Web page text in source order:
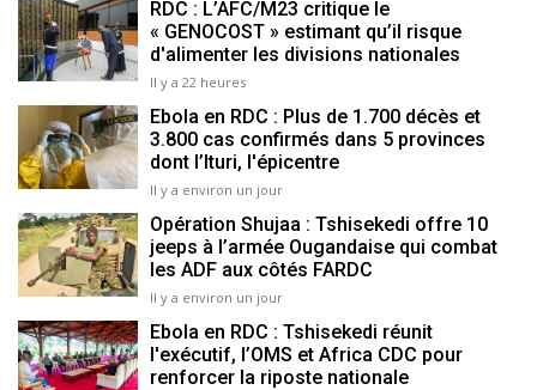
RDC : L’AFC/M23 critique le
« GENOCOST » estimant qu’il risque
d'alimenter les divisions nationales
Il y a 22 heures
Ebola en RDC : Plus de 1.700 décès et
3.800 cas confirmés dans 5 provinces
dont l’Ituri, l'épicentre
Il y a environ un jour
Opération Shujaa : Tshisekedi offre 10
jeeps à l’armée Ougandaise qui combat
les ADF aux côtés FARDC
Il y a environ un jour
Ebola en RDC : Tshisekedi réunit
l'exécutif, l’OMS et Africa CDC pour
renforcer la riposte nationale